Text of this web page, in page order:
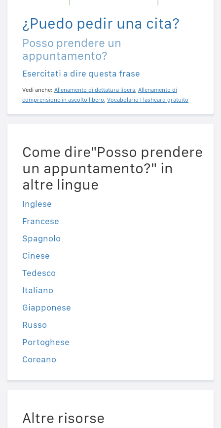
¿Puedo pedir una cita?
Posso prendere un
appuntamento?
Esercitati a dire questa frase
Vedi anche: Allenamento di dettatura libera, Allenamento di
comprensione in ascolto libero, Vocabolario Flashcard gratuito
Come dire"Posso prendere
un appuntamento?" in
altre lingue
Inglese
Francese
Spagnolo
Cinese
Tedesco
Italiano
Giapponese
Russo
Portoghese
Coreano
Altre risorse